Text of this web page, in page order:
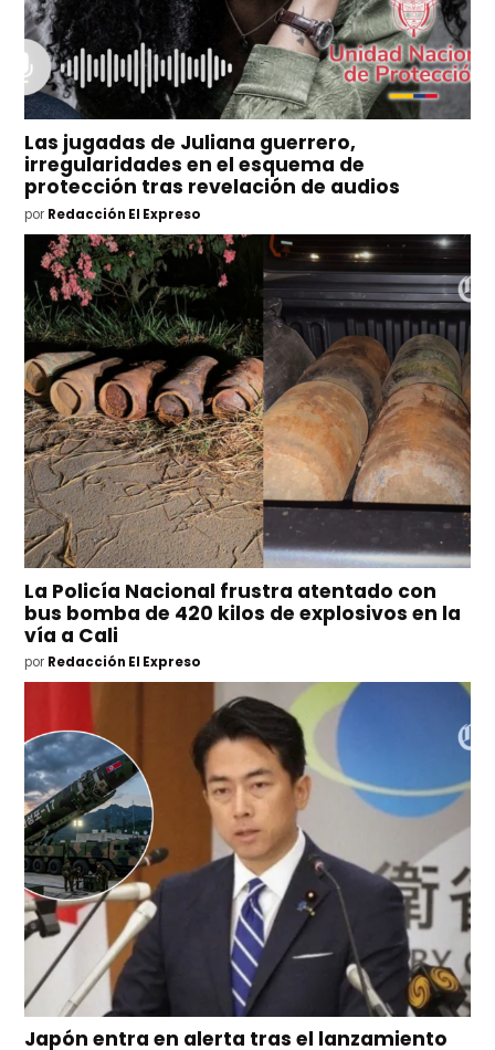
Las jugadas de Juliana guerrero,
irregularidades en el esquema de
protección tras revelación de audios
por Redacción El Expreso
La Policía Nacional frustra atentado con
bus bomba de 420 kilos de explosivos en la
vía a Cali
por Redacción El Expreso
Japón entra en alerta tras el lanzamiento